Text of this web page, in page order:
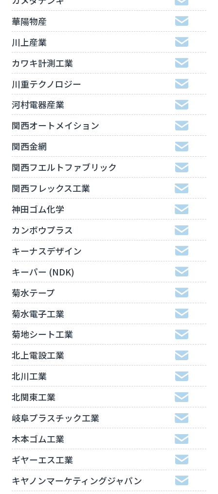
華陽物産
川上産業
カワキ計測工業
川重テクノロジー
河村電器産業
関西オートメイション
関西金網
関西フエルトファブリック
関西フレックス工業
神田ゴム化学
カンボウプラス
キーナスデザイン
キーパー (NDK)
菊水テープ
菊水電子工業
菊地シート工業
北上電設工業
北川工業
北関東工業
岐阜プラスチック工業
木本ゴム工業
ギヤーエス工業
キヤノンマーケティングジャパン